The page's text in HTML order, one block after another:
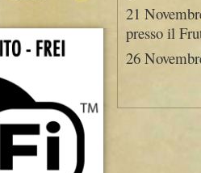
21
presso il
26